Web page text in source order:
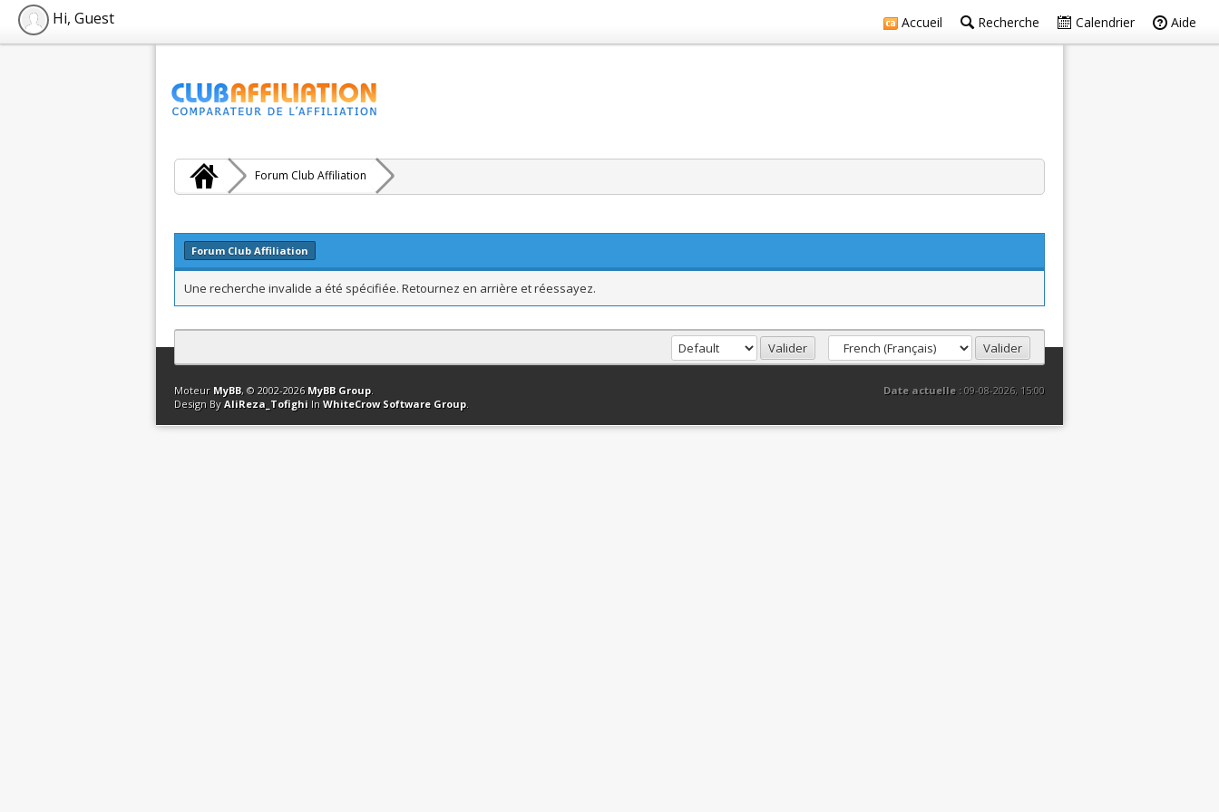
Accueil Recherche Calendrier Aide
Hi, Guest
Forum Club Affiliation
Forum Club Affiliation
Une recherche invalide a été spécifiée. Retournez en arrière et réessayez.
Contact Club Affiliation Retourner en haut Version bas-débit (Archivé) Syndication RSS
Date actuelle :09-08-2026, 15:00
Moteur MyBB, © 2002-2026 MyBB Group.
Design By AliReza_Tofighi In WhiteCrow Software Group.